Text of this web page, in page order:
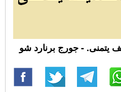
يتمنى. - جورج برنارد شو